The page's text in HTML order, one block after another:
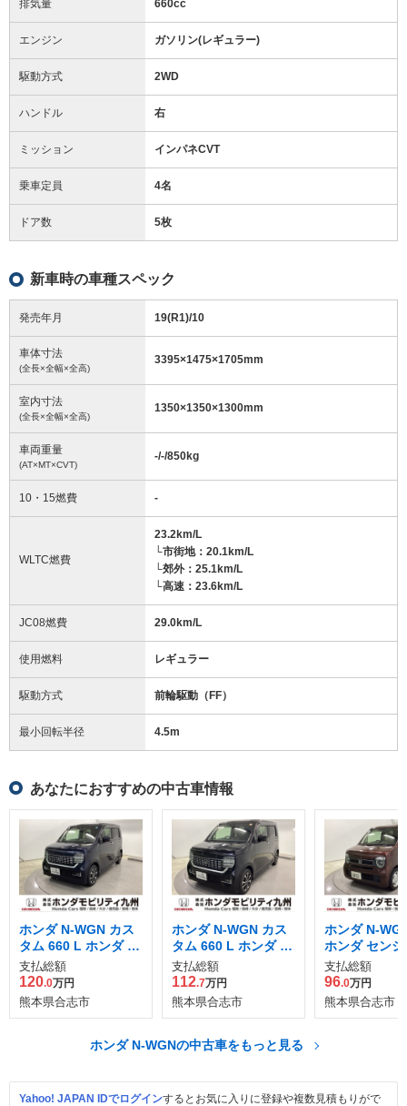
排気量 660cc
エンジン ガソリン(レギュラー)
駆動方式 2WD
ハンドル 右
ミッション インパネCVT
乗車定員 4名
ドア数 5枚
新車時の車種スペック
発売年月 19(R1)/10
車体寸法
(全長×全幅×全高)
3395×1475×1705mm
室内寸法
(全長×全幅×全高)
1350×1350×1300mm
車両重量
(AT×MT×CVT)
-/-/850kg
10・15燃費 -
WLTC燃費
23.2km/L
└市街地：20.1km/L
└郊外：25.1km/L
└高速：23.6km/L
JC08燃費 29.0km/L
使用燃料 レギュラー
駆動方式 前輪駆動（FF）
最小回転半径 4.5m
あなたにおすすめの中古車情報
ホンダ N-WGN カス
タム 660 L ホンダ セ
ンシング
支払総額
120.0万円
熊本県合志市
ホンダ N-WGN カス
タム 660 L ホンダ セ
ンシング
支払総額
112.7万円
熊本県合志市
ホンダ N-
ホンダ センシ
支払総額
96.0万円
熊本県合志市
ホンダ N-WGNの中古車をもっと見る
Yahoo! JAPAN IDでログインするとお気に入りに登録や複数見積もりがで